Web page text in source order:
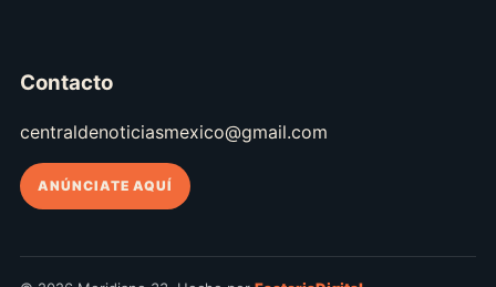
Contacto
centraldenoticiasmexico@gmail.com
ANÚNCIATE AQUÍ